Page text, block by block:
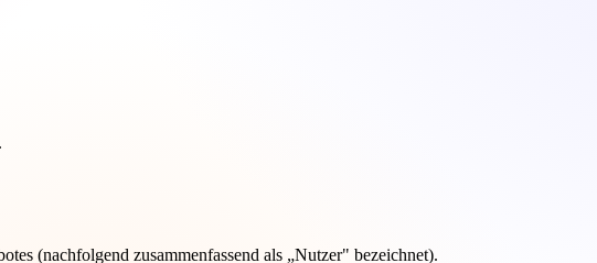
(nachfolgend zusammenfassend als „Nutzer" bezeichnet).